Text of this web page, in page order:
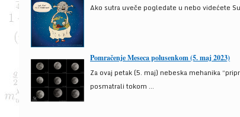
Ako sutra uveče pogledate u nebo videćete
Pomračenje Meseca polusenkom (5. maj 2023)
Za ovaj petak (5. maj) nebeska mehanika
posmatrali tokom ...